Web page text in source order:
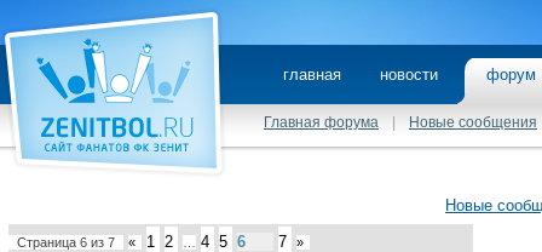
главная новости
Главная форума Новые сообщения
Новые
Страница 6 из 7 « 1 2 4 5 6 7 »